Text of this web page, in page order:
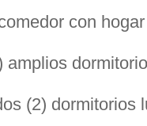
con
amplios
(2) dormitorios